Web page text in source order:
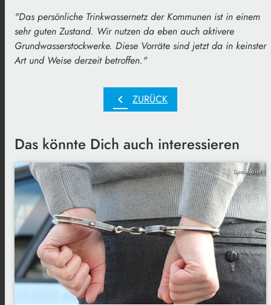
"Das persönliche Trinkwassernetz der Kommunen ist in einem
sehr guten Zustand. Wir nutzen da eben auch aktivere
Grundwasserstockwerke. Diese Vorräte sind jetzt da in keinster
Art und Weise derzeit betroffen."
chevron_left ZURÜCK
Das könnte Dich auch interessieren
Symbolbild